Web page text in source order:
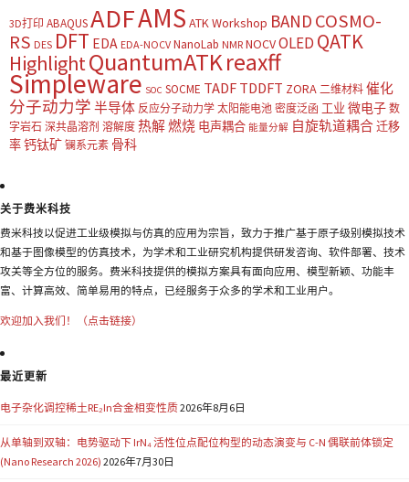
3D打印 ABAQUSADFAMS ATK Workshop BAND COSMO-
RS DES DFT EDA EDA-NOCV NanoLab NMR NOCVOLED QATK
HighlightQuantumATKreaxff
Simpleware SOC SOCME TADF TDDFT ZORA 二维材料 催化
分子动力学 半导体 反应分子动力学 太阳能电池 密度泛函 工业微电子 数
字岩石 深共晶溶剂 溶解度 热解燃烧 电声耦合 能量分解 自旋轨道耦合迁移
率钙钛矿 镧系元素 骨科
关于费米科技
费米科技以促进工业级模拟与仿真的应用为宗旨，致力于推广基于原子级别模拟技术
和基于图像模型的仿真技术，为学术和工业研究机构提供研发咨询、软件部署、技术
攻关等全方位的服务。费米科技提供的模拟方案具有面向应用、模型新颖、功能丰
富、计算高效、简单易用的特点，已经服务于众多的学术和工业用户。
欢迎加入我们！（点击链接）
最近更新
电子杂化调控稀土RE₂In合金相变性质2026年8月6日
从单轴到双轴：电势驱动下 IrN₄ 活性位点配位构型的动态演变与 C-N 偶联前体锁定
(Nano Research 2026) 2026年7月30日